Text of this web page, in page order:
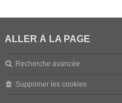
ALLER À LA PAGE
Recherche avancée
Supprimer les cookies